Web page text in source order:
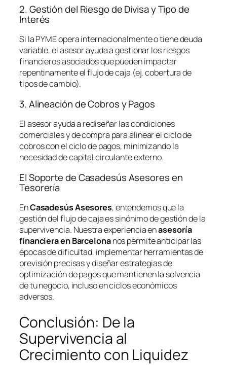
2. Gestión del Riesgo de Divisa y Tipo de
Interés
Si la PYME opera internacionalmente o tiene deuda
variable, el asesor ayuda a gestionar los riesgos
financieros asociados que pueden impactar
repentinamente el flujo de caja (ej. cobertura de
tipos de cambio).
3. Alineación de Cobros y Pagos
El asesor ayuda a rediseñar las condiciones
comerciales y de compra para alinear el ciclo de
cobros con el ciclo de pagos, minimizando la
necesidad de capital circulante externo.
El Soporte de Casadesús Asesores en
Tesorería
EnCasadesús Asesores, entendemos que la
gestión del flujo de caja es sinónimo de gestión de la
supervivencia. Nuestra experiencia enasesoría
financiera en Barcelonanos permite anticipar las
épocas de dificultad, implementar herramientas de
previsión precisas y diseñar estrategias de
optimización de pagos que mantienen la solvencia
de tu negocio, incluso en ciclos económicos
adversos.
Conclusión: De la
Supervivencia al
Crecimiento con Liquidez